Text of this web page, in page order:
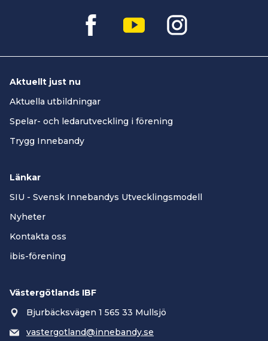
Aktuellt just nu
Aktuella utbildningar
Spelar- och ledarutveckling i förening
Trygg Innebandy
Länkar
SIU - Svensk Innebandys Utvecklingsmodell
Nyheter
Kontakta oss
ibis-förening
Västergötlands IBF
Bjurbäcksvägen 1 565 33 Mullsjö
vastergotland@innebandy.se